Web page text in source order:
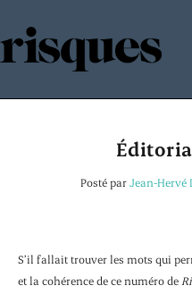
Posté parJean-Hervé
S’il fallait trouver les mots qui
et la cohérence de ce numéro de